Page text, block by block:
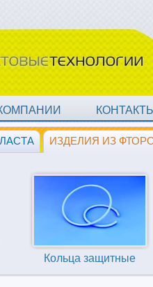
ИЗДЕЛИЯ ИЗ
Кольца защитные